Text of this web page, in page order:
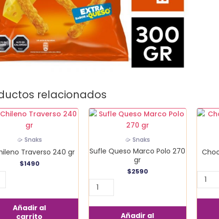
relacionados
🥠 Snaks
Traverso 240 gr
$1490
Añadir al
carrito
🥠 Snaks
Sufle Queso Marco Polo 270
gr
$2590
Sufle
Polo
cantidad
Añadir al
gr